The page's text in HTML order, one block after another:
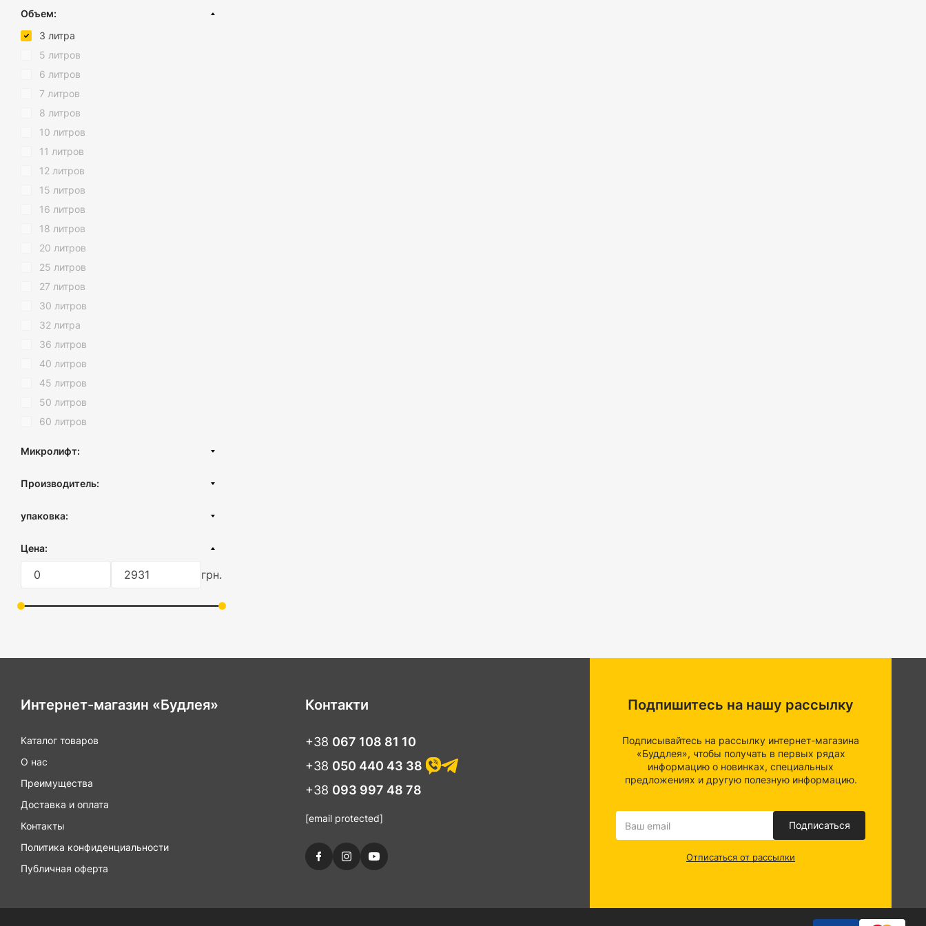
Ведро с поворотной крышкой
Ведро с крышкой с микролифтом
Мусорные контейнеры и баки
Хозяйственные ведра
Кремовый
Пластик (вторичный)
Объем:
3 литра
5 литров
6 литров
7 литров
8 литров
10 литров
11 литров
12 литров
15 литров
16 литров
18 литров
20 литров
25 литров
27 литров
30 литров
32 литра
36 литров
40 литров
45 литров
50 литров
60 литров
Микролифт:
Производитель:
упаковка:
Цена:
грн.
Интернет-магазин «Будлея»
Каталог товаров
О нас
Преимущества
Доставка и оплата
Контакты
Политика конфиденциальности
Публичная оферта
Контакти
+38 067 108 81 10
+38 050 440 43 38
+38 093 997 48 78
[email protected]
Подпишитесь на нашу рассылку
Подписывайтесь на рассылку интернет-магазина
«Буддлея», чтобы получать в первых рядах
информацию о новинках, специальных
предложениях и другую полезную информацию.
Подписаться
Отписаться от рассылки